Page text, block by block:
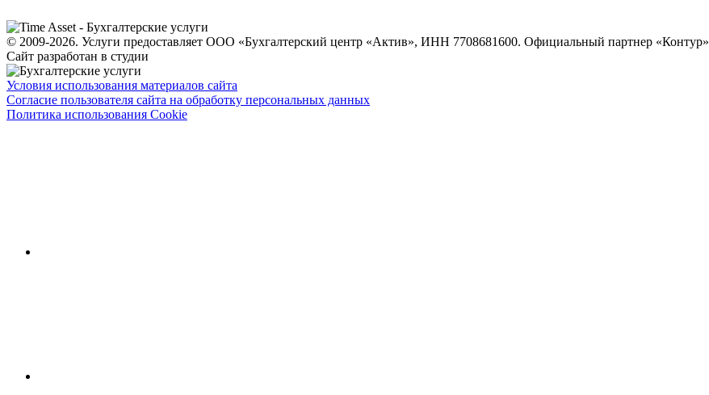
© 2009-2026. Услуги предоставляет ООО «Бухгалтерский центр «Актив», ИНН 7708681600. Официальный партнер «Контур»
Сайт разработан в студии
Условия использования материалов сайта
Согласие пользователя сайта на обработку персональных данных
Политика использования Cookie